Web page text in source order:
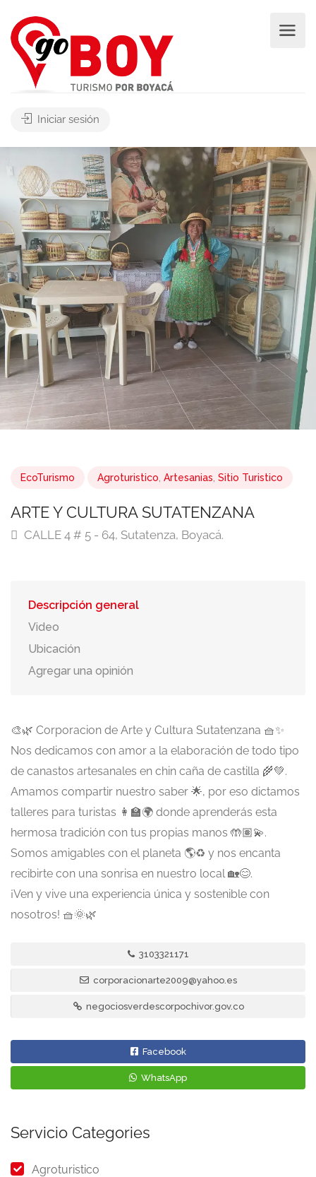
Iniciar sesión
EcoTurismo Agroturistico Artesanias Sitio Turistico
ARTE Y CULTURA SUTATENZANA
CALLE 4 # 5 - 64, Sutatenza, Boyacá.
Descripción general
Video
Ubicación
Agregar una opinión
🎨🌿 Corporacion de Arte y Cultura Sutatenzana 🧺✨
Nos dedicamos con amor a la elaboración de todo tipo
de canastos artesanales en chin caña de castilla 🌾💚.
Amamos compartir nuestro saber 🌟, por eso dictamos
talleres para turistas 👩‍🏫🌍 donde aprenderás esta
hermosa tradición con tus propias manos 🤲🏽💫.
Somos amigables con el planeta 🌎♻️ y nos encanta
recibirte con una sonrisa en nuestro local 🏡😊.
¡Ven y vive una experiencia única y sostenible con
nosotros! 🧺🌞🌿
3103321171
corporacionarte2009@yahoo.es
negociosverdescorpochivor.gov.co
Facebook
WhatsApp
Servicio Categories
Agroturistico